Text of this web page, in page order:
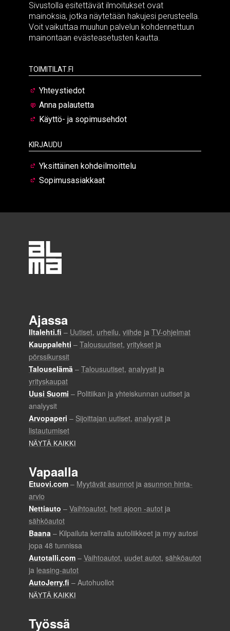
Sivustolla esitettävät ilmoitukset ovat
mainoksia, jotka näytetään hakujesi perusteella.
Voit vaikuttaa muuhun palvelun kohdennettuun
mainontaan evästeasetusten kautta.
Toimitilat.fi
Yhteystiedot
Anna palautetta
Käyttö- ja sopimusehdot
Kirjaudu
Yksittäinen kohdeilmoittelu
Sopimusasiakkaat